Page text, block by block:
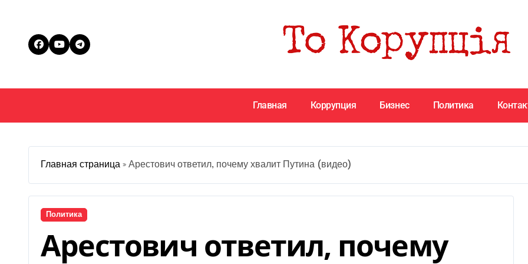
Главная Коррупция Бизнес Политика
Главная страница » Арестович ответил, почему хвалит Путина (видео)
Политика
Арестович ответил, почему